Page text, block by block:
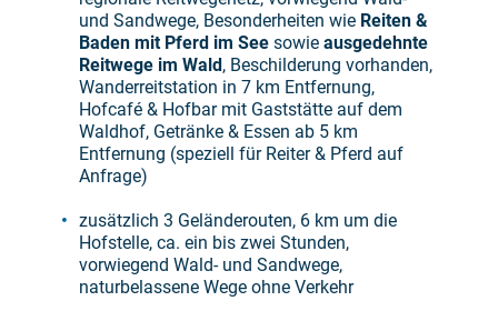
und Sandwege, Besonderheiten wie Reiten &
Baden mit Pferd im See sowie ausgedehnte
Reitwege im Wald , Beschilderung vorhanden,
Wanderreitstation in 7 km Entfernung,
Hofcafé & Hofbar mit Gaststätte auf dem
Waldhof, Getränke & Essen ab 5 km
Entfernung (speziell für Reiter & Pferd auf
Anfrage)
zusätzlich 3 Geländerouten, 6 km um die
Hofstelle, ca. ein bis zwei Stunden,
vorwiegend Wald- und Sandwege,
naturbelassene Wege ohne Verkehr